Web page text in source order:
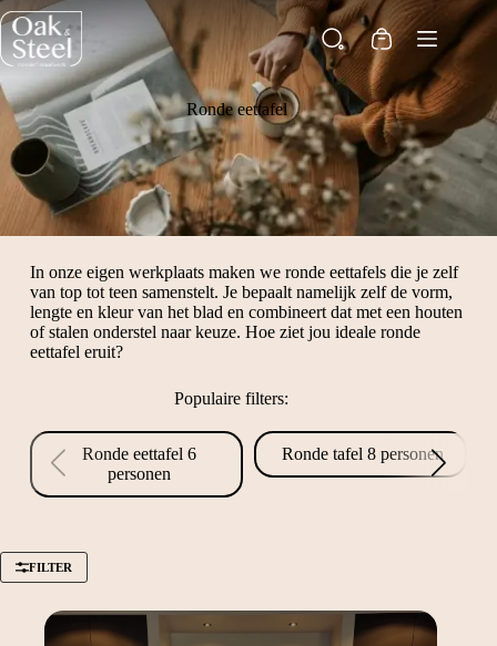
Ga
naar
de
inhoud
Winkelwagen
Ronde eettafel
In onze eigen werkplaats maken we ronde eettafels die je zelf
van top tot teen samenstelt. Je bepaalt namelijk zelf de vorm,
lengte en kleur van het blad en combineert dat met een houten
of stalen onderstel naar keuze. Hoe ziet jou ideale ronde
eettafel eruit?
Populaire filters:
Ronde eettafel 6
personen
Ronde tafel 8 personen
FILTER